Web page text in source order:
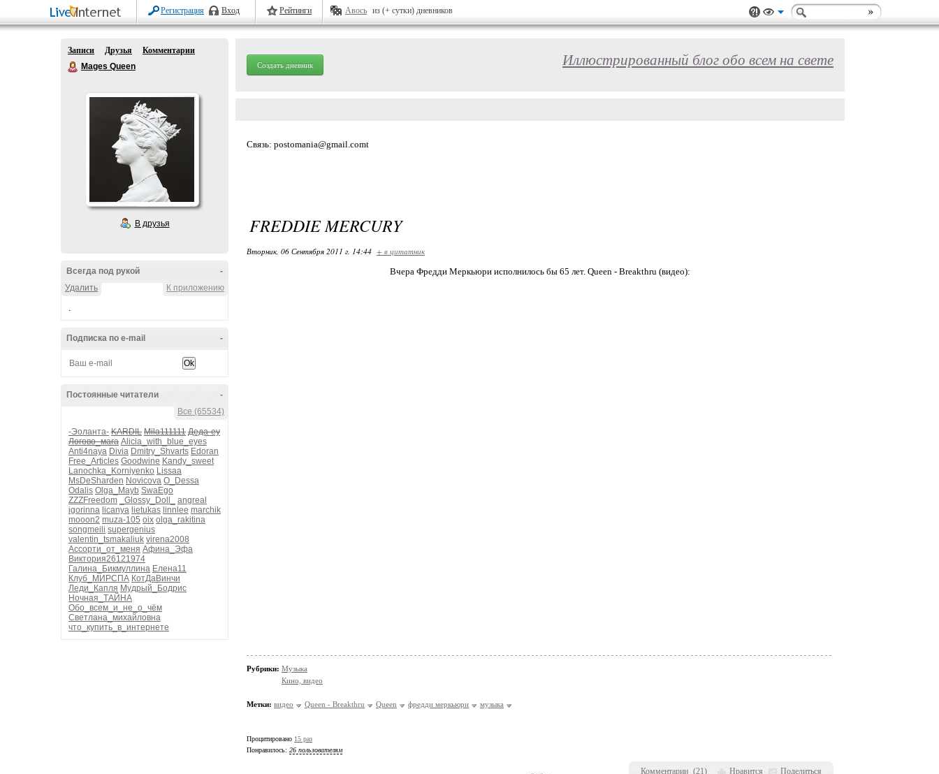
Регистрация Вход Рейтинги Авось из (+ сутки) дневников
Записи Друзья
Комментарии
Mages Queen
В друзья
-
Всегда под рукой
К приложению
Удалить
.
-
Подписка по e-mail
-
Постоянные читатели
Все (65534)
-Эоланта- KARDIL Mila111111 Деда-еу
Логово_мага Alicia_with_blue_eyes
Anti4naya Divia Dmitry_Shvarts Edoran
Free_Articles Goodwine Kandy_sweet
Lanochka_Korniyenko Lissaa
MsDeSharden Novicova O_Dessa
Odalis Olga_Mayb SwaEgo
ZZZFreedom
_Glossy_Doll_
angreal
igorinna licanya lietukas linnlee marchik
mooon2 muza-105 oix olga_rakitina
songmeili supergenius
valentin_tsmakaliuk virena2008
Ассорти_от_меня Афина_Эфа
Виктория26121974
Галина_Бикмуллина Елена11
Клуб_МИРСПА КотДаВинчи
Леди_Капля Мудрый_Бодрис
Ночная_ТАЙНА
Обо_всем_и_не_о_чём
Светлана_михайловна
что_купить_в_интернете
Создать дневник Иллюстрированный блог обо всем на свете
Связь: postomania@gmail.comt
Комментарии (21) Нравится Поделиться
FREDDIE MERCURY
Вторник, 06 Сентября 2011 г. 14:44 + в цитатник
Вчера Фредди Меркьюри исполнилось бы 65 лет. Queen - Breakthru (видео):
Рубрики: Музыка
Кино, видео
Метки: видео Queen - Breakthru Queen фредди меркьюри музыка
Процитировано 15 раз
Понравилось: 26 пользователям